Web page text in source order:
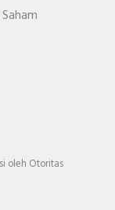
oleh Otoritas